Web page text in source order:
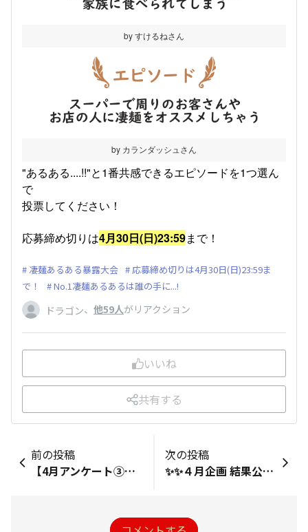
by すけるねさん
by カランダッシュさん
"あるある....!!"と1番共感できるエピソードを1つ選ん
で
投票してください！
応募締め切りは4月30日(日)23:59まで！
凄麺あるある暴露大会
応募締め切りは4月30日(日)23:59ま
で！
No.1凄麺あるあるは誰の手に...!
ドラゴン、 他59人がリアクション
いいね
共有する
前の投稿
【4月アンケート③】これまでに凄麺何種類食べた？
次の投稿
✨✨４月企画 結果公開✨✨